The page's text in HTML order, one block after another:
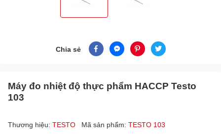
Chia sẻ
Máy đo nhiệt độ thực phẩm HACCP Testo
103
Thương hiệu: TESTO Mã sản phẩm: TESTO 103